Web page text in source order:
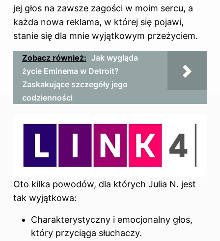
jej głos na zawsze zagości w moim sercu, a
każda nowa reklama, w której się pojawi,
stanie się dla mnie wyjątkowym przeżyciem.
Zobacz również: Jak wygląda
życie Eminema w Detroit?
Zaskakujące szczegóły jego
codzienności
Oto kilka powodów, dla których Julia N. jest
tak wyjątkowa:
Charakterystyczny i emocjonalny głos,
który przyciąga słuchaczy.